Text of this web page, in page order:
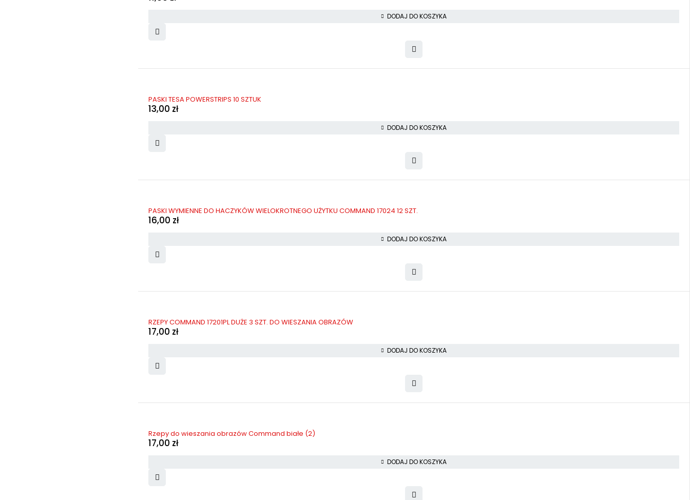
DODAJ DO KOSZYKA
PASKI TESA POWERSTRIPS 10 SZTUK
13,00 zł
DODAJ DO KOSZYKA
PASKI WYMIENNE DO HACZYKÓW WIELOKROTNEGO UŻYTKU COMMAND 17024 12 SZT.
16,00 zł
DODAJ DO KOSZYKA
RZEPY COMMAND 17201PL DUŻE 3 SZT. DO WIESZANIA OBRAZÓW
17,00 zł
DODAJ DO KOSZYKA
Rzepy do wieszania obrazów Command białe (2)
17,00 zł
DODAJ DO KOSZYKA